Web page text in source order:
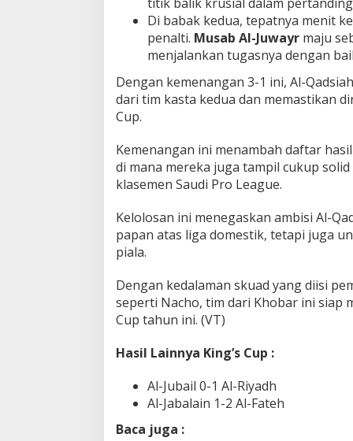
Di babak kedua, tepatnya menit
penalti. Musab Al-Juwayr maju
menjalankan tugasnya dengan
Dengan kemenangan 3-1 ini, Al-
dari tim kasta kedua dan memastikan
Cup.
Kemenangan ini menambah daftar
di mana mereka juga tampil cukup
klasemen Saudi Pro League.
Kelolosan ini menegaskan ambisi Al-
papan atas liga domestik, tetapi juga
piala.
Dengan kedalaman skuad yang diisi
seperti Nacho, tim dari Khobar ini siap
Cup tahun ini. (VT)
Hasil Lainnya King’s Cup :
Al-Jubail 0-1 Al-Riyadh
Al-Jabalain 1-2 Al-Fateh
Baca juga :